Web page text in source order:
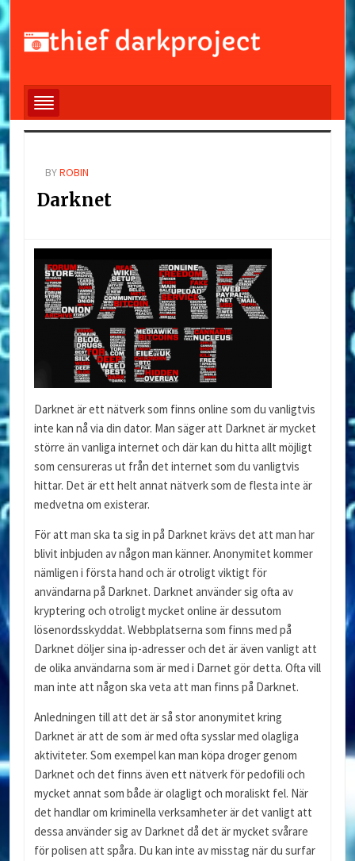
BYROBIN
Darknet
Darknet är ett nätverk som finns online som du vanligtvis
inte kan nå via din dator. Man säger att Darknet är mycket
större än vanliga internet och där kan du hitta allt möjligt
som censureras ut från det internet som du vanligtvis
hittar. Det är ett helt annat nätverk som de flesta inte är
medvetna om existerar.
För att man ska ta sig in på Darknet krävs det att man har
blivit inbjuden av någon man känner. Anonymitet kommer
nämligen i första hand och är otroligt viktigt för
användarna på Darknet. Darknet använder sig ofta av
kryptering och otroligt mycket online är dessutom
lösenordsskyddat. Webbplatserna som finns med på
Darknet döljer sina ip-adresser och det är även vanligt att
de olika användarna som är med i Darnet gör detta. Ofta vill
man inte att någon ska veta att man finns på Darknet.
Anledningen till att det är så stor anonymitet kring
Darknet är att de som är med ofta sysslar med olagliga
aktiviteter. Som exempel kan man köpa droger genom
Darknet och det finns även ett nätverk för pedofili och
mycket annat som både är olagligt och moraliskt fel. När
det handlar om kriminella verksamheter är det vanligt att
dessa använder sig av Darknet då det är mycket svårare
för polisen att spåra. Du kan inte av misstag när du surfar